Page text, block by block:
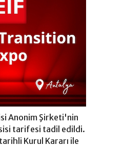
Anonim Şirketi'nin
tarifesi tadil edildi.
Kurul Kararı ile